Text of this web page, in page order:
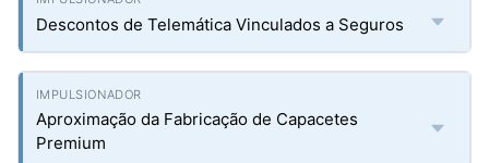
Descontos de Telemática Vinculados a Seguros
Aproximação da Fabricação de Capacetes
Premium